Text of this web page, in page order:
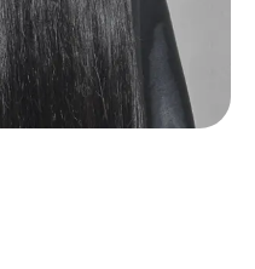
inKosmetik,
Kosmetik,
Kosmetische
Haare,
Tönung & Strähnen,
Haare, Haarkur
Haare, Balayage